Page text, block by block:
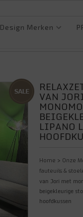
Design Merken
VAN
LIPANO
Home > Onze
fauteuils &
van Jori met
beigekleurige
hoofdkussen